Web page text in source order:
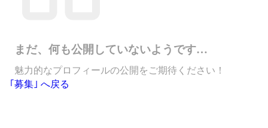
まだ、何も公開していないようです…
魅力的なプロフィールの公開をご期待ください！
｢募集｣ へ戻る